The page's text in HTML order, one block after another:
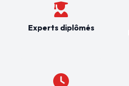
Experts diplômés